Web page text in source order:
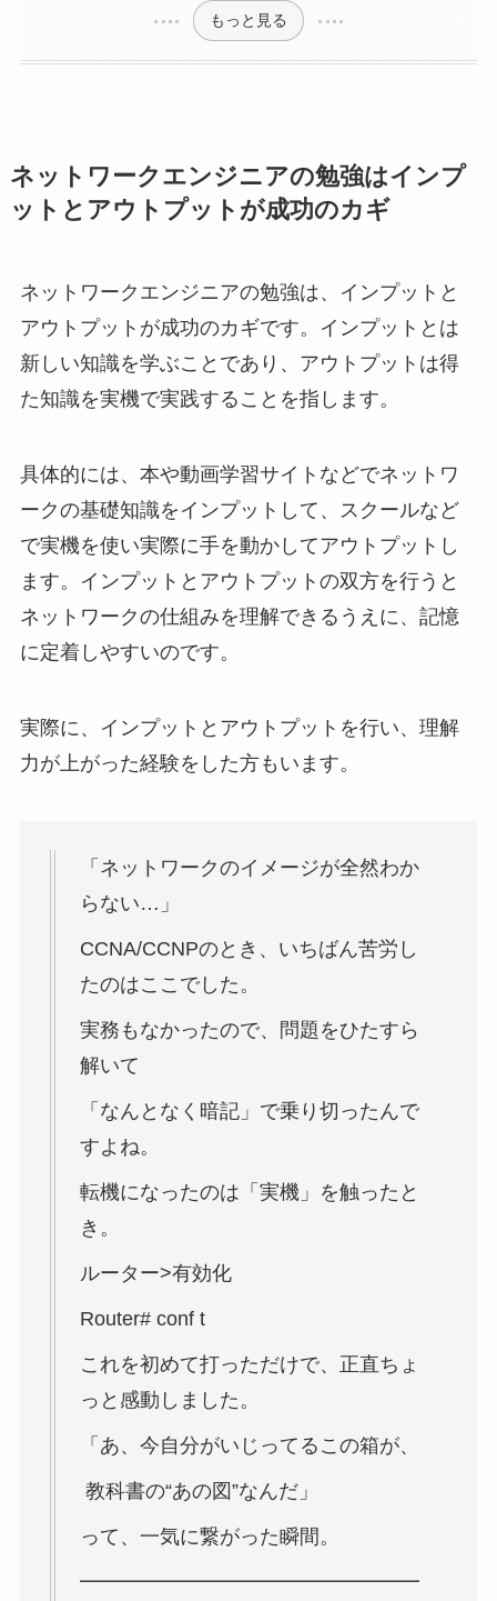
もっと見る
ネットワークエンジニアの勉強はインプ
ットとアウトプットが成功のカギ
ネットワークエンジニアの勉強は、インプットと
アウトプットが成功のカギです。インプットとは
新しい知識を学ぶことであり、アウトプットは得
た知識を実機で実践することを指します。
具体的には、本や動画学習サイトなどでネットワ
ークの基礎知識をインプットして、スクールなど
で実機を使い実際に手を動かしてアウトプットし
ます。インプットとアウトプットの双方を行うと
ネットワークの仕組みを理解できるうえに、記憶
に定着しやすいのです。
実際に、インプットとアウトプットを行い、理解
力が上がった経験をした方もいます。
「ネットワークのイメージが全然わか
らない…」
CCNA/CCNPのとき、いちばん苦労し
たのはここでした。
実務もなかったので、問題をひたすら
解いて
「なんとなく暗記」で乗り切ったんで
すよね。
転機になったのは「実機」を触ったと
き。
ルーター>有効化
Router# conf t
これを初めて打っただけで、正直ちょ
っと感動しました。
「あ、今自分がいじってるこの箱が、
教科書の“あの図”なんだ」
って、一気に繋がった瞬間。
━━━━━━━━━━━━━━━━━